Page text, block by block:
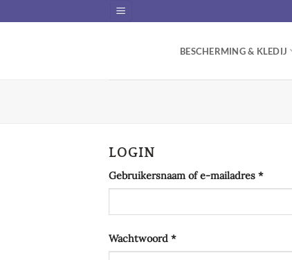
to
BESCHERMING & KLEDIJ
LOGIN
Gebruikersnaam of e-mailadres *Vereist
Wachtwoord *Vereist